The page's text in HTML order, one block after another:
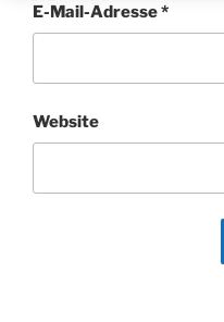
E-Mail-Adresse*
Website